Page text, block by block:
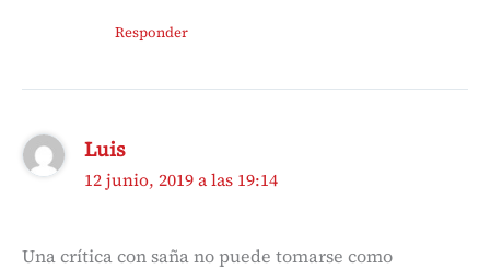
Responder
Luis
12 junio, 2019 a las 19:14
Una crítica con saña no puede tomarse como